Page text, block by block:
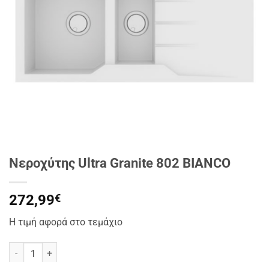
Νεροχύτης Ultra Granite 802 BIANCO
272,99€
Η τιμή αφορά στο τεμάχιο
Νεροχύτης Ultra Granite 802 BIANCO ποσότητα